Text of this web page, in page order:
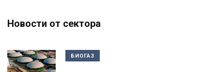
Новости от сектора
БИОГАЗ